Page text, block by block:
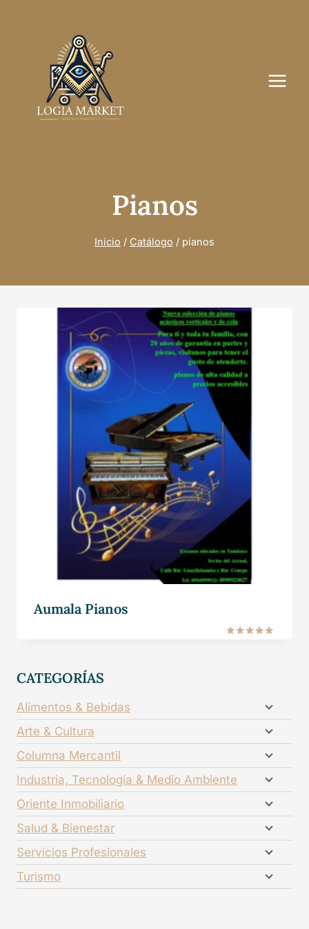
Pianos
Inicio / Catálogo / pianos
Aumala Pianos
CATEGORÍAS
Alimentos & Bebidas
Arte & Cultura
Columna Mercantil
Industria, Tecnología & Medio Ambiente
Oriente Inmobiliario
Salud & Bienestar
Servicios Profesionales
Turismo